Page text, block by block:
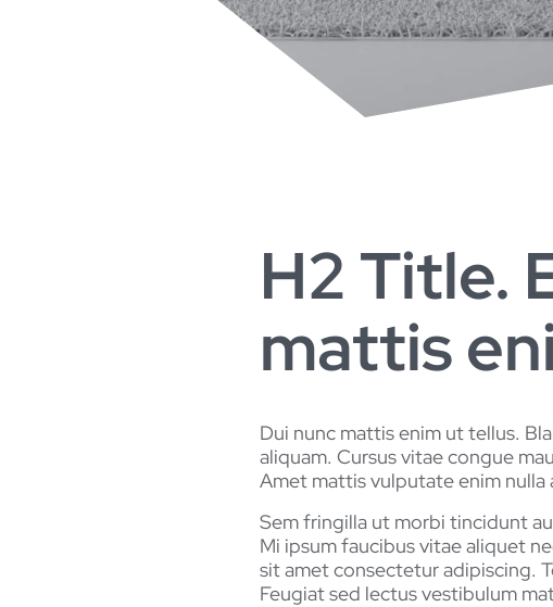
H2 Title.
mattis
Dui nunc mattis enim ut tellus.
aliquam. Cursus vitae congue
Amet mattis vulputate enim
Sem fringilla ut morbi tincidunt
Mi ipsum faucibus vitae aliquet
sit amet consectetur adipiscing.
Feugiat sed lectus vestibulum